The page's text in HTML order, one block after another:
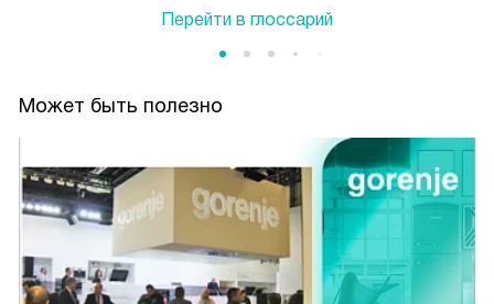
Перейти в глоссарий
Может быть полезно